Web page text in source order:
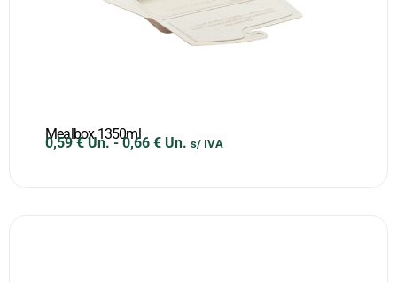
Mealbox 1350ml
0,59€ Un.-0,66 € Un. s/ IVA